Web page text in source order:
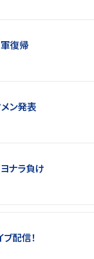
復帰
ン発表
ナラ負け
配信！